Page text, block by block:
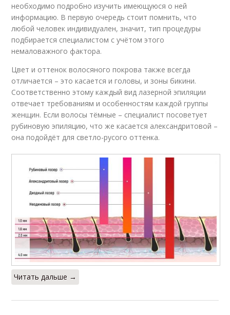
необходимо подробно изучить имеющуюся о ней
информацию. В первую очередь стоит помнить, что
любой человек индивидуален, значит, тип процедуры
подбирается специалистом с учётом этого
немаловажного фактора.
Цвет и оттенок волосяного покрова также всегда
отличается – это касается и головы, и зоны бикини.
Соответственно этому каждый вид лазерной эпиляции
отвечает требованиям и особенностям каждой группы
женщин. Если волосы тёмные – специалист посоветует
рубиновую эпиляцию, что же касается александритовой –
она подойдёт для светло-русого оттенка.
Читать дальше →